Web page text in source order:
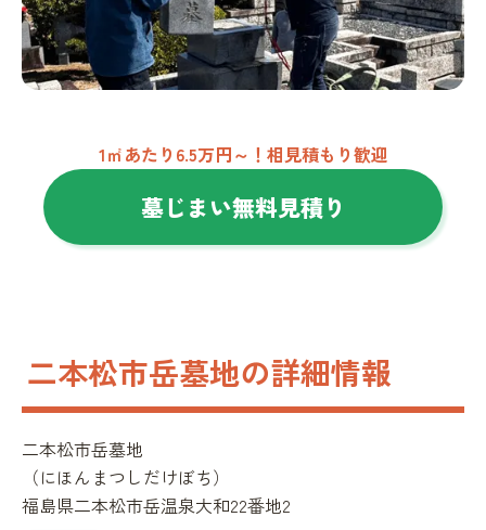
1㎡あたり6.5万円～！相見積もり歓迎
墓じまい無料見積り
二本松市岳墓地の詳細情報
二本松市岳墓地
（にほんまつしだけぼち）
福島県二本松市岳温泉大和22番地2